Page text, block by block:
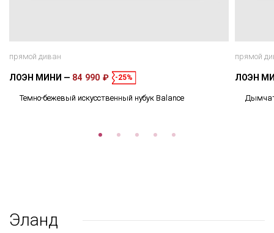
прямой диван
ЛОЭН МИНИ 84 990 ₽ -25%
Темно-бежевый искусственный нубук Balance
прямой
ЛОЭН
Эланд